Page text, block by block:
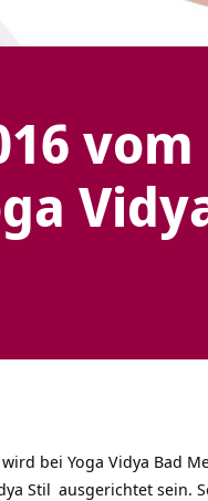
vom
wird bei Yoga Vidya Bad
Stil ausgerichtet sein.